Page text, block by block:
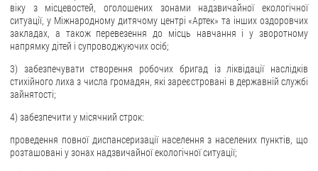
віку з місцевостей, оголошених зонами надзвичайної екологічної
ситуації, у Міжнародному дитячому центрі «Артек» та інших оздоровчих
закладах, а також перевезення до місць навчання і у зворотному
напрямку дітей і супроводжуючих осіб;
3) забезпечувати створення робочих бригад із ліквідації наслідків
стихійного лиха з числа громадян, які зареєстровані в державній службі
зайнятості;
4) забезпечити у місячний строк:
проведення повної диспансеризації населення з населених пунктів, що
розташовані у зонах надзвичайної екологічної ситуації;